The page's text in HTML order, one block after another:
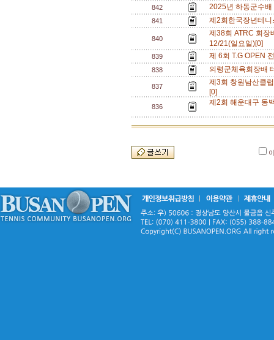
842 2025년 하동군수
841 제2회한국장년테
840
제38회 ATRC 회장
12/21(일요일)[0]
839 제 6회 T.G OPEN
838 의령군체육회장배
837
제3회 창원남산클
[0]
836 제2회 해운대구 동